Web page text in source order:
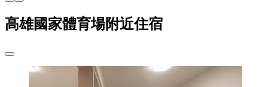
高雄國家體育場附近住宿